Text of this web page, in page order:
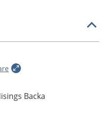
Backa